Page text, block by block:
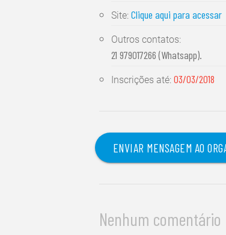
Site:Clique aqui para acessar
Outros contatos:
21 979017266 (Whatsapp).
Inscrições até:03/03/2018
ENVIAR MENSAGEM AO
Nenhum comentário